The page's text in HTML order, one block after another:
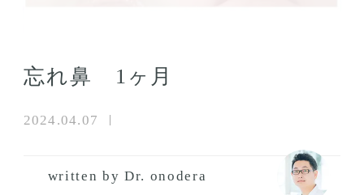
忘れ鼻 1ヶ月
2024.04.07
written by Dr. onodera